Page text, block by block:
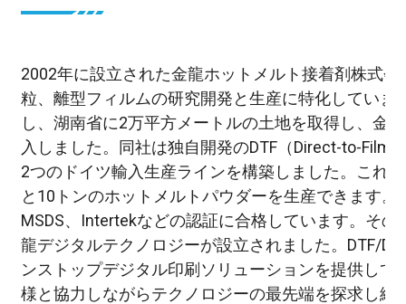
2002年に設立された金龍ホットメルト接着剤株式
粒、離型フィルムの研究開発と生産に特化していま
し、湖南省に2万平方メートルの土地を取得し、金
入しました。同社は独自開発のDTF（Direct-to-Film
2つのドイツ輸入生産ラインを構築しました。これ
と10トンのホットメルトパウダーを生産できます。
MSDS、Intertekなどの認証に合格しています。そ
龍デジタルテクノロジーが設立されました。DTF/
ンストップデジタル印刷ソリューションを提供し
様と協力しながらテクノロジーの最先端を探求し続